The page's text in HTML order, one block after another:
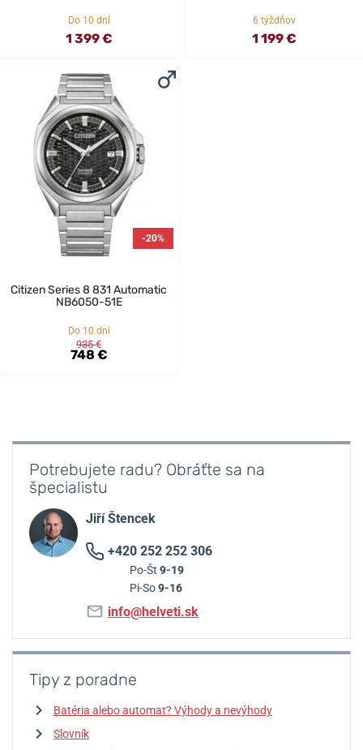
Do 10 dní
1 399 €
6 týždňov
1 199 €
-20%
Citizen Series 8 831 Automatic
NB6050-51E
Do 10 dní
935 €
748 €
Potrebujete radu? Obráťte sa na
špecialistu
Jiří Štencek
+420 252 252 306
Po-Št 9-19
Pi-So9-16
info@helveti.sk
Tipy z poradne
Batéria alebo automat? Výhody a nevýhody
Slovník